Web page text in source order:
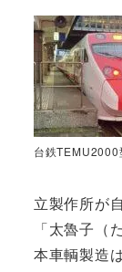
台鉄TEMU2000
立製作所が
「太魯子（
本車輌製造